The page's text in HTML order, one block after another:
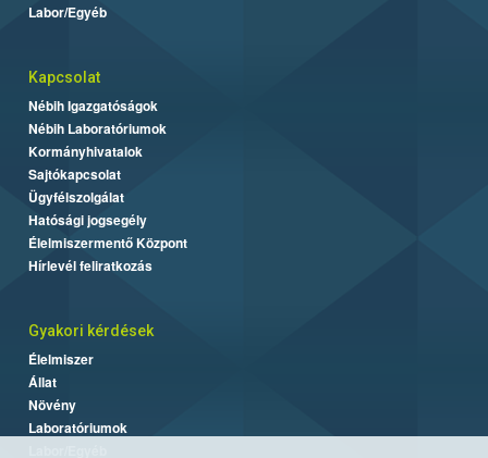
Labor/Egyéb
Kapcsolat
Nébih Igazgatóságok
Nébih Laboratóriumok
Kormányhivatalok
Sajtókapcsolat
Ügyfélszolgálat
Hatósági jogsegély
Élelmiszermentő Központ
Hírlevél feliratkozás
Gyakori kérdések
Élelmiszer
Állat
Növény
Laboratóriumok